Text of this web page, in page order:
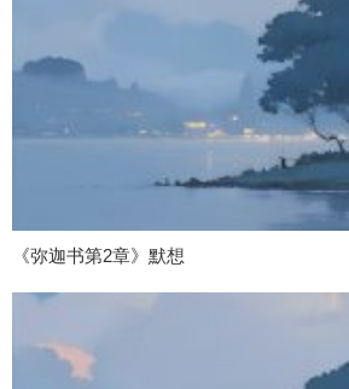
《弥迦书第2章》默想